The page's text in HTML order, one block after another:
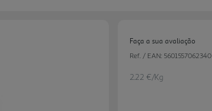
Faça a sua avaliação
Ref. / EAN: 5601557062340
2.22 €/Kg